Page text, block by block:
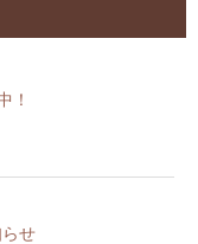
！
せ